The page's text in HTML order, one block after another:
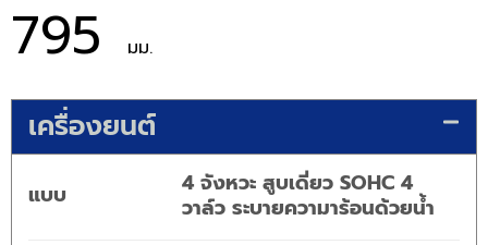
795 มม.
เครื่องยนต์
แบบ
4 จังหวะ สูบเดี่ยว SOHC 4
วาล์ว ระบายความาร้อนด้วยน้ำ